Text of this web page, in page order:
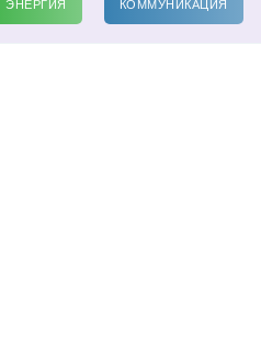
ЭНЕРГИЯ КОММУНИКАЦИЯ